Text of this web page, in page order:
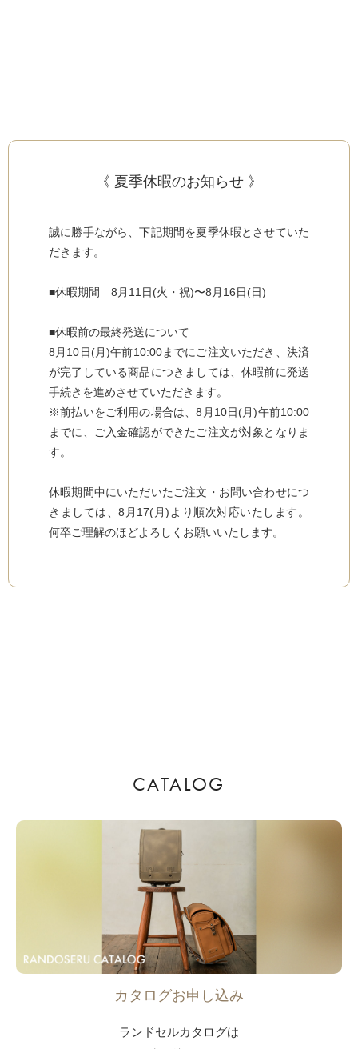
《 夏季休暇のお知らせ 》
誠に勝手ながら、下記期間を夏季休暇とさせていた
だきます。
■休暇期間 8月11日(火・祝)〜8月16日(日)
■休暇前の最終発送について
8月10日(月)午前10:00までにご注文いただき、決済
が完了している商品につきましては、休暇前に発送
手続きを進めさせていただきます。
※前払いをご利用の場合は、8月10日(月)午前10:00
までに、ご入金確認ができたご注文が対象となりま
す。
休暇期間中にいただいたご注文・お問い合わせにつ
きましては、8月17(月)より順次対応いたします。
何卒ご理解のほどよろしくお願いいたします。
CATALOG
カタログお申し込み
ランドセルカタログは